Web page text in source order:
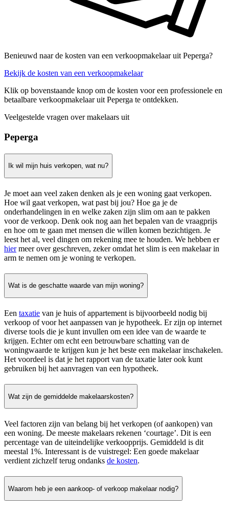
Benieuwd naar de kosten van een verkoopmakelaar uit Peperga?
Bekijk de kosten van een verkoopmakelaar
Klik op bovenstaande knop om de kosten voor een professionele en
betaalbare verkoopmakelaar uit Peperga te ontdekken.
Veelgestelde vragen over makelaars uit
Peperga
Ik wil mijn huis verkopen, wat nu?
Je moet aan veel zaken denken als je een woning gaat verkopen.
Hoe wil gaat verkopen, wat past bij jou? Hoe ga je de
onderhandelingen in en welke zaken zijn slim om aan te pakken
voor de verkoop. Denk ook nog aan het bepalen van de vraagprijs
en hoe om te gaan met mensen die willen komen bezichtigen. Je
leest het al, veel dingen om rekening mee te houden. We hebben er
hiermeer over geschreven, zeker omdat het slim is een makelaar in
arm te nemen om je woning te verkopen.
Wat is de geschatte waarde van mijn woning?
Een taxatie van je huis of appartement is bijvoorbeeld nodig bij
verkoop of voor het aanpassen van je hypotheek. Er zijn op internet
diverse tools die je kunt invullen om een idee van de waarde te
krijgen. Echter om echt een betrouwbare schatting van de
woningwaarde te krijgen kun je het beste een makelaar inschakelen.
Het voordeel is dat je het rapport van de taxatie later ook kunt
gebruiken bij het aanvragen van een hypotheek.
Wat zijn de gemiddelde makelaarskosten?
Veel factoren zijn van belang bij het verkopen (of aankopen) van
een woning. De meeste makelaars rekenen ‘courtage’. Dit is een
percentage van de uiteindelijke verkoopprijs. Gemiddeld is dit
meestal 1%. Interessant is de vuistregel: Een goede makelaar
verdient zichzelf terug ondanks de kosten.
Waarom heb je een aankoop- of verkoop makelaar nodig?